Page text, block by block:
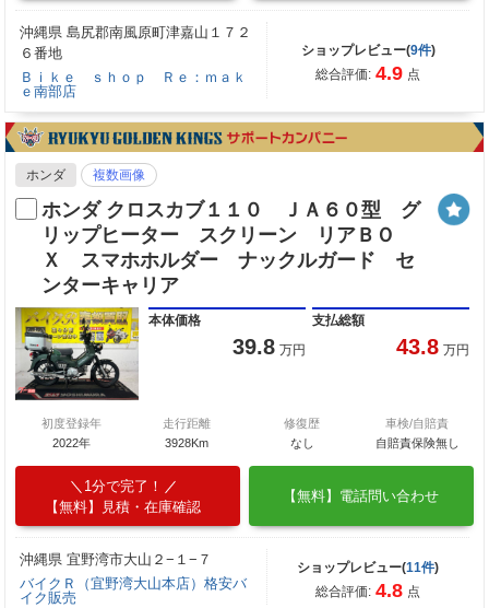
沖縄県 島尻郡南風原町津嘉山１７２
６番地
Ｂｉｋｅ ｓｈｏｐ Ｒｅ：ｍａｋ
ｅ南部店
ショップレビュー(9件)
総合評価: 4.9 点
ホンダ 複数画像
ホンダ クロスカブ１１０ ＪＡ６０型 グ
リップヒーター スクリーン リアＢＯ
Ｘ スマホホルダー ナックルガード セ
ンターキャリア
本体価格
39.8 万円
支払総額
43.8 万円
初度登録年
2022年
走行距離
3928Km
修復歴
なし
車検/自賠責
自賠責保険無し
1分で完了！
【無料】見積・在庫確認
【無料】電話問い合わせ
沖縄県 宜野湾市大山２−１−７
バイクＲ（宜野湾大山本店）格安バ
イク販売
ショップレビュー(11件)
総合評価: 4.8 点